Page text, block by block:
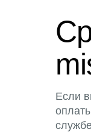
Если